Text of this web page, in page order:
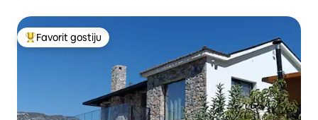
Glavni favorit gostiju
Favorit gostiju